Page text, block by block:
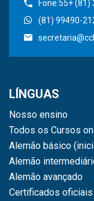
Fone:55+ (81)
(81) 99490-
LÍNGUAS
Nosso ensino
Todos os Cursos
Alemão básico
Alemão
Alemão avançado
Certificados oficiais